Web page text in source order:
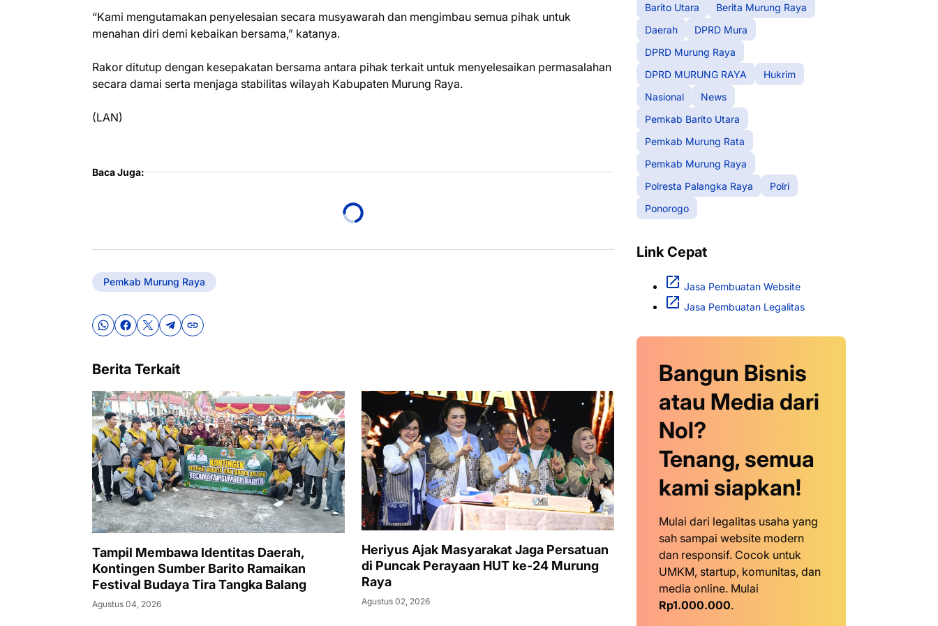
“Kami mengutamakan penyelesaian secara musyawarah dan mengimbau semua pihak untuk
menahan diri demi kebaikan bersama,” katanya.
Rakor ditutup dengan kesepakatan bersama antara pihak terkait untuk menyelesaikan permasalahan
secara damai serta menjaga stabilitas wilayah Kabupaten Murung Raya.
(LAN)
Baca Juga:
Pemkab Murung Raya
Berita Terkait
Tampil Membawa Identitas Daerah,
Kontingen Sumber Barito Ramaikan
Festival Budaya Tira Tangka Balang
Agustus 04, 2026
Heriyus Ajak Masyarakat Jaga Persatuan
di Puncak Perayaan HUT ke-24 Murung
Raya
Agustus 02, 2026
Barito Utara
Berita Murung Raya
Daerah
DPRD Mura
DPRD Murung Raya
DPRD MURUNG RAYA
Hukrim
Nasional
News
Pemkab Barito Utara
Pemkab Murung Rata
Pemkab Murung Raya
Polresta Palangka Raya
Polri
Ponorogo
Link Cepat
Jasa Pembuatan Website
Jasa Pembuatan Legalitas
Bangun Bisnis
atau Media dari
Nol?
Tenang, semua
kami siapkan!
Mulai dari legalitas usaha yang
sah sampai website modern
dan responsif. Cocok untuk
UMKM, startup, komunitas, dan
media online. Mulai
Rp1.000.000.